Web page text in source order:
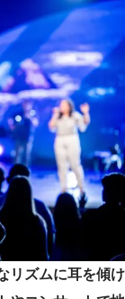
リズムに耳を傾け